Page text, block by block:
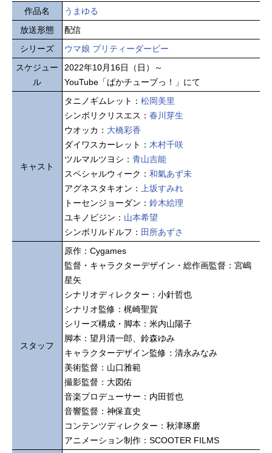
作品名
うまゆる
放送形態
配信
シリーズ
ウマ娘 プリティーダービー
スケジュー
ル
2022年10月16日（日）～
YouTube「ぱかチューブっ！」にて
キャスト
タニノギムレット： 松岡美里
シンボリクリスエス： 春川芽生
ウオッカ： 大橋彩香
ダイワスカーレット： 木村千咲
ツルマルツヨシ： 青山吉能
スペシャルウィーク： 和氣あず未
アグネスタキオン：
上坂すみれ
トーセンジョーダン： 鈴木絵理
ユキノビジン： 山本希望
シンボリルドルフ： 田所あずさ
スタッフ
原作：Cygames
監督・キャラクターデザイン・総作画監督：宮嶋
星矢
シナリオディレクター：小針哲也
シナリオ監修：梶崎聖賀
シリーズ構成・脚本：米内山陽子
脚本：望月清一郎、鈴森ゆみ
キャラクターデザイン監修：清永みなみ
美術監督：山口雅範
撮影監督：大図佑
音楽プロデューサー：内田哲也
音響監督：神保直史
コンテンツディレクター：秋津琢磨
アニメーション制作：SCOOTER FILMS